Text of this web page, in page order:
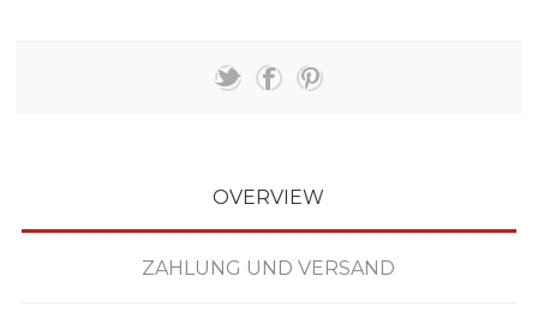
OVERVIEW
ZAHLUNG UND VERSAND